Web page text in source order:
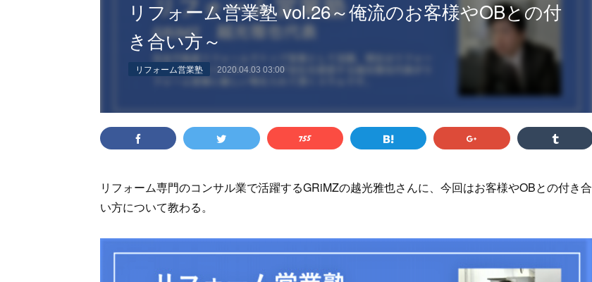
リフォーム営業塾 vol.26～俺流のお客様やOBとの付
き合い方～
リフォーム営業塾 2020.04.03 03:00
リフォーム専門のコンサル業で活躍するGRiMZの越光雅也さんに、今回はお客様やOBとの付き合
い方について教わる。